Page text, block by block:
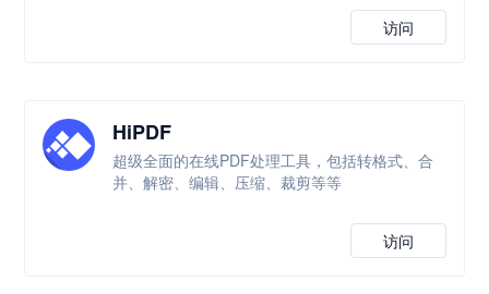
访问
HiPDF
超级全面的在线PDF处理工具，包括转格式、合
并、解密、编辑、压缩、裁剪等等
访问